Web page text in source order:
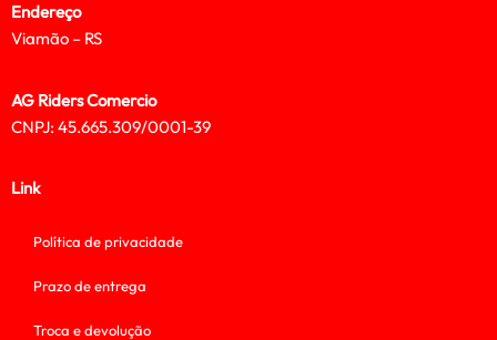
Endereço
Viamão – RS
AG Riders Comercio
CNPJ: 45.665.309/0001-39
Link
Política de privacidade
Prazo de entrega
Troca e devolução